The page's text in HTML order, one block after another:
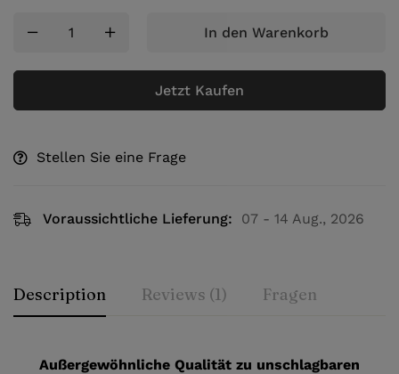
In den Warenkorb
Jetzt Kaufen
Stellen Sie eine Frage
Voraussichtliche Lieferung: 07 - 14 Aug., 2026
Description Reviews (1) Fragen
Außergewöhnliche Qualität zu unschlagbaren